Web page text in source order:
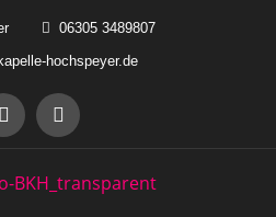
06305 3489807
hochspeyer.de